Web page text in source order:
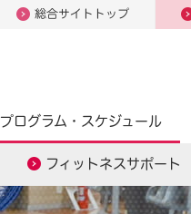
総合サイトトップ
プログラム・ スケジュール
フィットネスサポート